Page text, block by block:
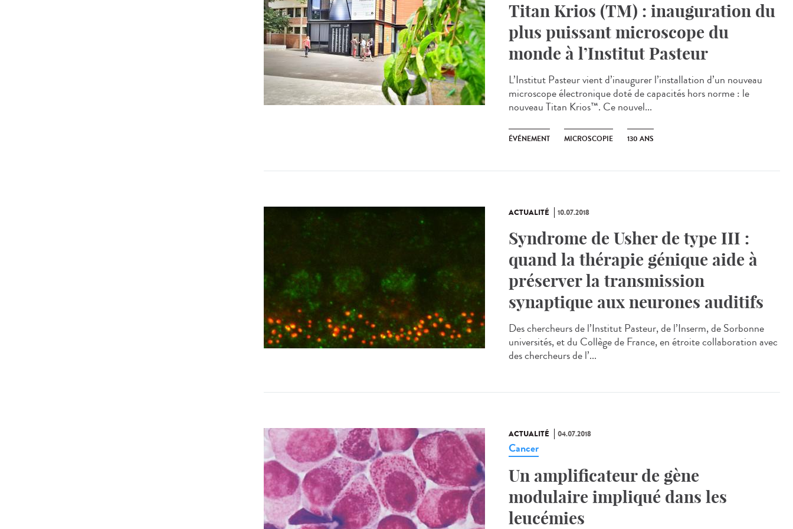
Titan Krios (TM) : inauguration du
plus puissant microscope du
monde à l’Institut Pasteur
L’Institut Pasteur vient d’inaugurer l’installation d’un nouveau
microscope électronique doté de capacités hors norme : le
nouveau Titan Krios™. Ce nouvel...
ÉVÉNEMENT MICROSCOPIE 130 ANS
ACTUALITÉ 10.07.2018
Syndrome de Usher de type III :
quand la thérapie génique aide à
préserver la transmission
synaptique aux neurones auditifs
Des chercheurs de l’Institut Pasteur, de l’Inserm, de Sorbonne
universités, et du Collège de France, en étroite collaboration avec
des chercheurs de l’...
ACTUALITÉ 04.07.2018
Cancer
Un amplificateur de gène
modulaire impliqué dans les
leucémies